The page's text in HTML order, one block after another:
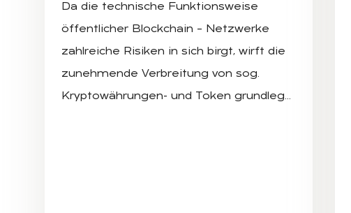
Da die technische Funktionsweise
öffentlicher Blockchain – Netzwerke
zahlreiche Risiken in sich birgt, wirft die
zunehmende Verbreitung von sog.
Kryptowährungen- und Token grundleg…